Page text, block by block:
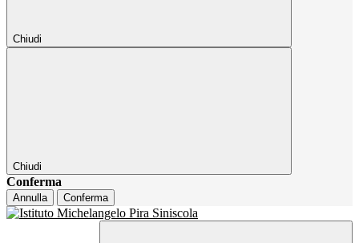
Chiudi
Chiudi
Conferma
Annulla Conferma